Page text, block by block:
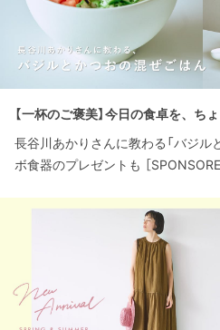
【一杯のご褒美】今日の食卓を、ち
長谷川あかりさんに教わる「バジル
ボ食器のプレゼントも ［